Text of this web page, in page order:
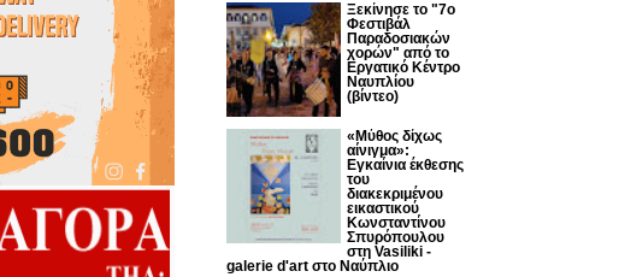
Ξεκίνησε το "7ο
Φεστιβάλ
Παραδοσιακών
χορών" από το
Εργατικό Κέντρο
Ναυπλίου
(βίντεο)
«Μύθος δίχως
αίνιγμα»:
Εγκαίνια έκθεσης
του
διακεκριμένου
εικαστικού
Κωνσταντίνου
Σπυρόπουλου
στη Vasiliki -
galerie d'art στο Ναύπλιο